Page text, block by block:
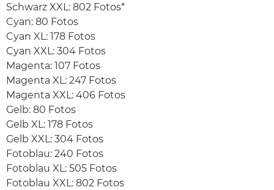
Schwarz XXL: 802 Fotos*
Cyan: 80 Fotos
Cyan XL: 178 Fotos
Cyan XXL: 304 Fotos
Magenta: 107 Fotos
Magenta XL: 247 Fotos
Magenta XXL: 406 Fotos
Gelb: 80 Fotos
Gelb XL: 178 Fotos
Gelb XXL: 304 Fotos
Fotoblau: 240 Fotos
Fotoblau XL: 505 Fotos
Fotoblau XXL: 802 Fotos